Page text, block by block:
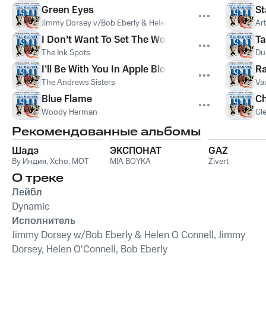
Green Eyes
Jimmy Dorsey v/Bob Eberly & Helen O Connell Jimmy Dorsey,
I Don’t Want To Set The World On Fire
The Ink Spots
I’ll Be With You In Apple Blossom Time
The Andrews Sisters
Blue Flame
Woody Herman
Рекомендованные альбомы
Шадэ
By Индия,Xcho, MOT
ЭКСПОНАТ
MIA BOYKA
GAZ
Zivert
О треке
Лейбл
Dynamic
Исполнитель
Jimmy Dorsey w/Bob Eberly & Helen O Connell, Jimmy
Dorsey, Helen O'Connell, Bob Eberly